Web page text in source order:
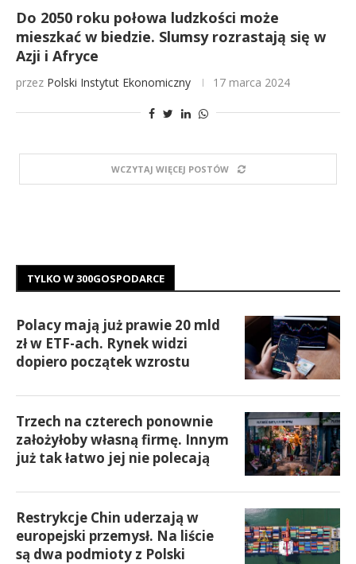
Do 2050 roku połowa ludzkości może
mieszkać w biedzie. Slumsy rozrastają się w
Azji i Afryce
przez Polski Instytut Ekonomiczny 17 marca 2024
WCZYTAJ WIĘCEJ POSTÓW
TYLKO W 300GOSPODARCE
Polacy mają już prawie 20 mld
zł w ETF-ach. Rynek widzi
dopiero początek wzrostu
Trzech na czterech ponownie
założyłoby własną firmę. Innym
już tak łatwo jej nie polecają
Restrykcje Chin uderzają w
europejski przemysł. Na liście
są dwa podmioty z Polski